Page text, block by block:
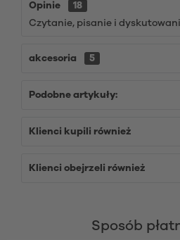
Opinie
18
Czytanie, pisanie i
akcesoria 5
Podobne artykuły:
Klienci kupili również
Klienci obejrzeli również
Sposób